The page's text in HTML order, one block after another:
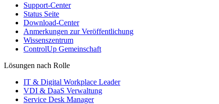
Support-Center
Status Seite
Download-Center
Anmerkungen zur Veröffentlichung
Wissenszentrum
ControlUp Gemeinschaft
Lösungen nach Rolle
IT & Digital Workplace Leader
VDI & DaaS Verwaltung
Service Desk Manager